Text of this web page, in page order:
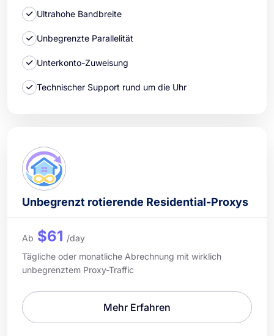
Ultrahohe Bandbreite
Unbegrenzte Parallelität
Unterkonto-Zuweisung
Technischer Support rund um die Uhr
Unbegrenzt rotierende Residential-Proxys
Ab $61 /day
Tägliche oder monatliche Abrechnung mit wirklich
unbegrenztem Proxy-Traffic
Mehr Erfahren